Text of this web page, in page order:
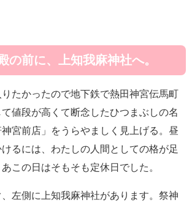
の前に、上知我麻神社へ。
たかったので地下鉄で熱田神宮伝馬町
値段が高くて断念したひつまぶしの名
宮前店」をうらやましく見上げる。昼
るには、わたしの人間としての格が足
この日はそもそも定休日でした。
左側に上知我麻神社があります。祭神